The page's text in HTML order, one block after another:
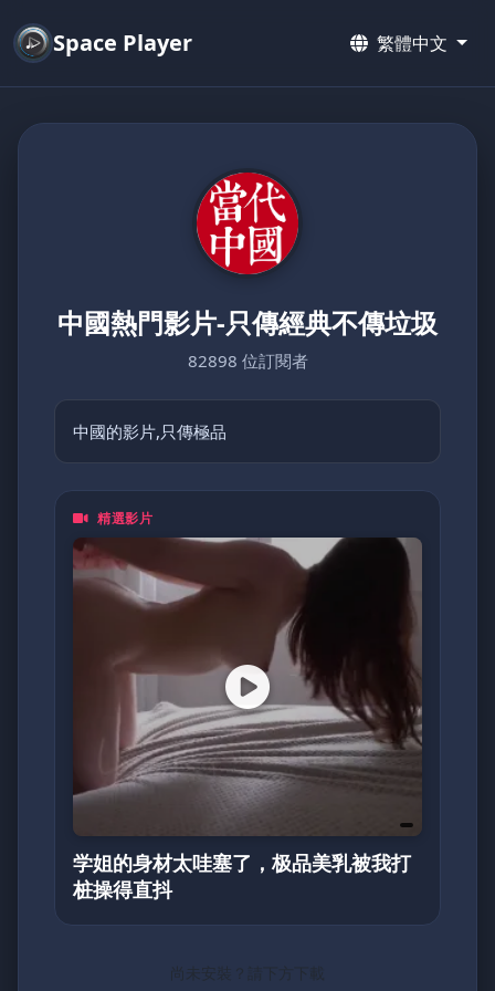
Space Player 繁體中文
中國熱門影片-只傳經典不傳垃圾
82898 位訂閱者
中國的影片,只傳極品
精選影片
学姐的身材太哇塞了，极品美乳被我打
桩操得直抖
尚未安裝？請下方下載